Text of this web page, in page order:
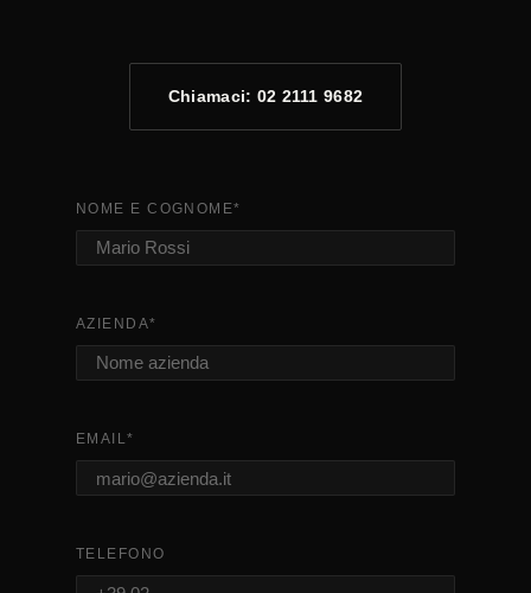
Chiamaci: 02 2111 9682
NOME E COGNOME*
AZIENDA*
EMAIL*
TELEFONO